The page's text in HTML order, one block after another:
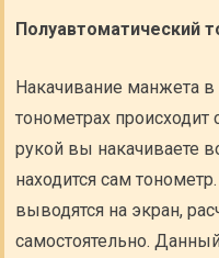
Полуавтоматический
Накачивание манжета в
тонометрах
рукой вы накачиваете
находится сам
выводятся на экран,
самостоятельно.